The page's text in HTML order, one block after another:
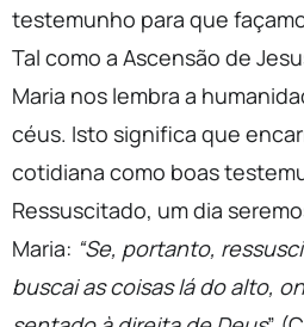
testemunho para que
Tal como a Ascensão de
Maria nos lembra a
céus. Isto significa que
cotidiana como boas
Ressuscitado, um dia
Maria: “Se, portanto,
buscai as coisas lá do alto,